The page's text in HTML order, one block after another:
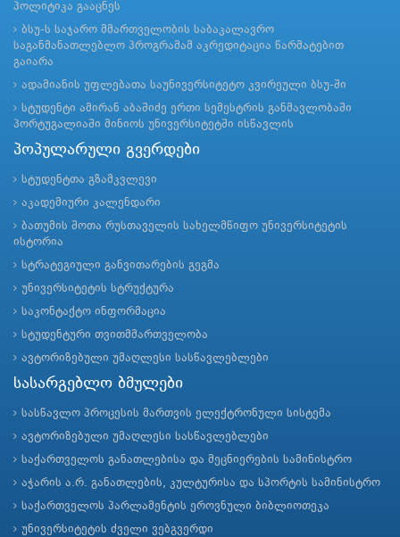
პოლიტიკა გააცნეს
ბსუ-ს საჯარო მმართველობის საბაკალავრო
საგანმანათლებლო პროგრამამ აკრედიტაცია წარმატებით
გაიარა
ადამიანის უფლებათა საუნივერსიტეტო კვირეული ბსუ-ში
სტუდენტი ამირან აბაშიძე ერთი სემესტრის განმავლობაში
პორტუგალიაში მინიოს უნივერსიტეტში ისწავლის
პოპულარული გვერდები
სტუდენტთა გზამკვლევი
აკადემიური კალენდარი
ბათუმის შოთა რუსთაველის სახელმწიფო უნივერსიტეტის
ისტორია
სტრატეგიული განვითარების გეგმა
უნივერსიტეტის სტრუქტურა
საკონტაქტო ინფორმაცია
სტუდენტური თვითმმართველობა
ავტორიზებული უმაღლესი სასწავლებლები
სასარგებლო ბმულები
სასწავლო პროცესის მართვის ელექტრონული სისტემა
ავტორიზებული უმაღლესი სასწავლებლები
საქართველოს განათლებისა და მეცნიერების სამინისტრო
აჭარის ა.რ. განათლების, კულტურისა და სპორტის სამინისტრო
საქართველოს პარლამენტის ეროვნული ბიბლიოთეკა
უნივერსიტეტის ძველი ვებგვერდი